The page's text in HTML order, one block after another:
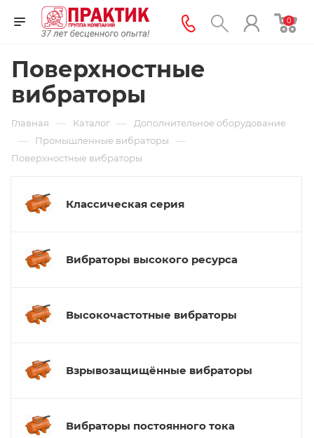
0
Поверхностные
вибраторы
Главная — Каталог — Дополнительное оборудование
— Промышленные вибраторы —
Поверхностные вибраторы
Классическая серия
Вибраторы высокого ресурса
Высокочастотные вибраторы
Взрывозащищённые вибраторы
Вибраторы постоянного тока